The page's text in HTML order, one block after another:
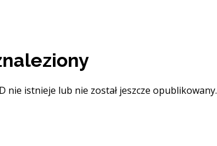
nie istnieje lub nie został jeszcze opublikowany.